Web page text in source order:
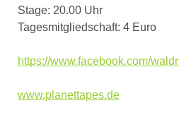
Stage: 20.00 Uhr
Tagesmitgliedschaft: 4 Euro
https://www.facebook.com/
www.planettapes.de